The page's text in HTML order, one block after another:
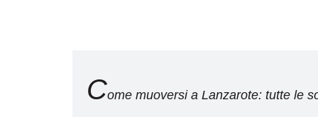
Come muoversi a Lanzarote: tutte le